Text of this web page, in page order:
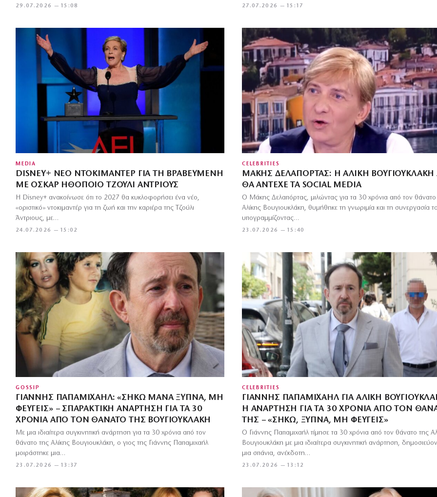
29.07.2026 — 15:08 27.07.2026 — 15:17
MEDIA
DISNEY+ ΝΈΟ ΝΤΟΚΙΜΑΝΤΈΡ ΓΙΑ ΤΗ ΒΡΑΒΕΥΜΈΝΗ
ΜΕ ΌΣΚΑΡ ΗΘΟΠΟΙΌ ΤΖΟΎΛΙ ΆΝΤΡΙΟΥΣ
24.07.2026 — 15:02
Η Disney+ ανακοίνωσε ότι το 2027 θα κυκλοφορήσει ένα νέο,
«οριστικό» ντοκιμαντέρ για τη ζωή και την καριέρα της Τζούλι
Άντριους, με…
CELEBRITIES
ΜΆΚΗΣ ΔΕΛΑΠΌΡΤΑΣ: Η ΑΛΊΚΗ ΒΟΥΓΙΟΥΚΛΆΚΗ
ΘΑ ΆΝΤΕΧΕ ΤΑ SOCIAL MEDIA
23.07.2026 — 15:40
Ο Μάκης Δελαπόρτας, μιλώντας για τα 30 χρόνια από τον θάνατο
Αλίκης Βουγιουκλάκη, θυμήθηκε τη γνωριμία και τη συνεργασία
υπογραμμίζοντας…
GOSSIP
ΓΙΆΝΝΗΣ ΠΑΠΑΜΙΧΑΉΛ: «ΣΉΚΩ ΜΆΝΑ ΞΎΠΝΑ, ΜΗ
ΦΕΎΓΕΙΣ» – ΣΠΑΡΑΚΤΙΚΉ ΑΝΆΡΤΗΣΗ ΓΙΑ ΤΑ 30
ΧΡΌΝΙΑ ΑΠΌ ΤΟΝ ΘΆΝΑΤΟ ΤΗΣ ΒΟΥΓΙΟΥΚΛΆΚΗ
23.07.2026 — 13:37
Με μια ιδιαίτερα συγκινητική ανάρτηση για τα 30 χρόνια από τον
θάνατο της Αλίκης Βουγιουκλάκη, ο γιος της Γιάννης Παπαμιχαήλ
μοιράστηκε μια…
CELEBRITIES
ΓΙΆΝΝΗΣ ΠΑΠΑΜΙΧΑΉΛ ΓΙΑ ΑΛΊΚΗ
Η ΑΝΆΡΤΗΣΗ ΓΙΑ ΤΑ 30 ΧΡΌΝΙΑ ΑΠΌ ΤΟΝ
ΤΗΣ – «ΣΉΚΩ, ΞΎΠΝΑ, ΜΗ ΦΕΎΓΕΙΣ»
23.07.2026 — 13:12
Ο Γιάννης Παπαμιχαήλ τίμησε τα 30 χρόνια από τον θάνατο της
Βουγιουκλάκη με μια ιδιαίτερα συγκινητική ανάρτηση,
μια σπάνια, ανέκδοτη…